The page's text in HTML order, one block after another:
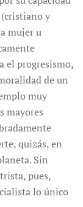
y
mujer u
el progresismo,
de un
muy
mayores
quizás, en
Sin
pues,
lo único